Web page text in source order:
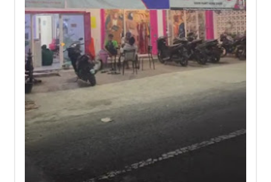
J&T Cargo Karangbulu, Sima,
Moga, Pemalang